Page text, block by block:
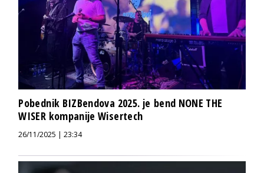
Pobednik BIZBendova 2025. je bend NONE THE
WISER kompanije Wisertech
26/11/2025 | 23:34